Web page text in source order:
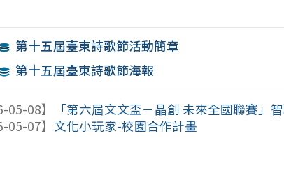
第十五屆臺東詩歌節活動簡章
第十五屆臺東詩歌節海報
05-08】
「第六屆文文盃－晶創 未來全國聯賽」
05-07】 文化小玩家-校園合作計畫